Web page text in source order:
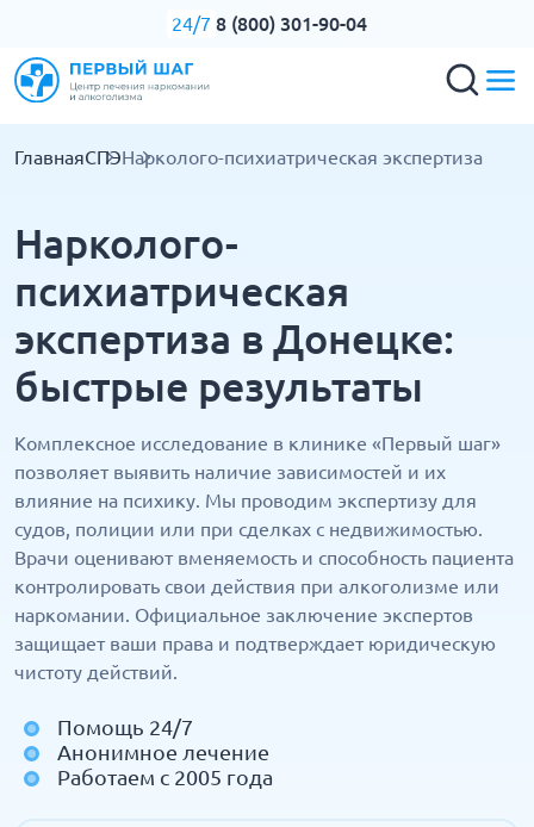
24/7 8 (800) 301-90-04
ГлавнаяСПЭНарколого-психиатрическая экспертиза
Нарколого-
психиатрическая
экспертиза в Донецке:
быстрые результаты
Комплексное исследование в клинике «Первый шаг»
позволяет выявить наличие зависимостей и их
влияние на психику. Мы проводим экспертизу для
судов, полиции или при сделках с недвижимостью.
Врачи оценивают вменяемость и способность пациента
контролировать свои действия при алкоголизме или
наркомании. Официальное заключение экспертов
защищает ваши права и подтверждает юридическую
чистоту действий.
Помощь 24/7
Анонимное лечение
Работаем с 2005 года